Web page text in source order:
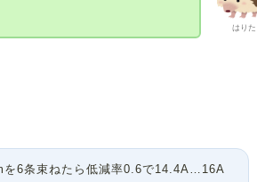
はりた
を6条束ねたら低減率0.6で14.4A…16A